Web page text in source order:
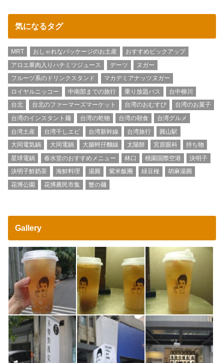
気になるタグ
MRT おしゃれなパッケージのお土産
おすすめピックアップ
アロエ果肉入りハチミツジュース
デーツ
ヌガー
フルーツ系のドリンクスタンド
マカデミアナッツヌガー
ロイヤルニッコー
中南部までの旅行 乗り放題パス
台中柳川
台北
台北のファーマーズマーケット 台湾のおむすび
台湾のお菓子
台湾のインスタント麺
台湾の乾物 台湾の朝食
台湾グルメ
台湾土産
台湾干しエビ 台湾新幹線 台湾旅行
圓山駅
大同電気鍋
大同電鍋 大腸蚵仔麵線 太陽餅 宮原眼科
持ち物
星球電鍋
春水堂のおすすめメニュー 林口 桃園国際空港
決明子
決明子鮮奶茶
海鮮料理 湯圓 紫米飯團 緑豆椪
胡麻湯圓
花博公園
花博農民市集 蟹の麺
Gallery